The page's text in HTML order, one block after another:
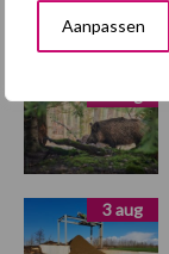
Aanpassen
3 aug